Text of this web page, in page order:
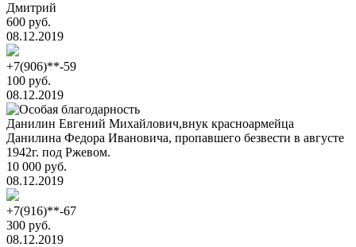
Дмитрий
600 руб.
08.12.2019
+7(906)**-59
100 руб.
08.12.2019
Данилин Евгений Михайлович,внук красноармейца
Данилина Федора Ивановича, пропавшего безвести в августе
1942г. под Ржевом.
10 000 руб.
08.12.2019
+7(916)**-67
300 руб.
08.12.2019